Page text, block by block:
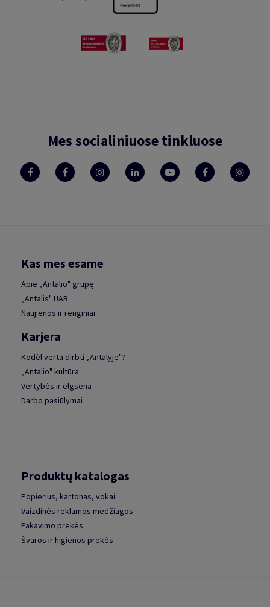
Mes socialiniuose tinkluose
Kas mes esame
Apie „Antalio" grupę
„Antalis" UAB
Naujienos ir renginiai
Karjera
Kodėl verta dirbti „Antalyje"?
„Antalio" kultūra
Vertybės ir elgsena
Darbo pasiūlymai
Produktų katalogas
Popierius, kartonas, vokai
Vaizdinės reklamos medžiagos
Pakavimo prekės
Švaros ir higienos prekės